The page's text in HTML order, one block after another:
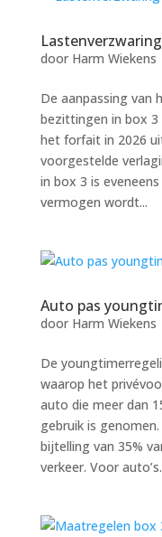
door Harm Wiekens
De aanpassing van
bezittingen in box
het forfait in 2026
voorgestelde
in box 3 is
vermogen wordt...
Auto pas
door Harm Wiekens
De
waarop het
auto die meer dan
gebruik is
bijtelling van 35%
verkeer. Voor